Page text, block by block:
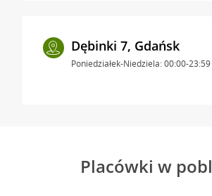
Dębinki 7, Gdańsk
Poniedziałek-Niedziela: 00:00-23:59
Placówki w